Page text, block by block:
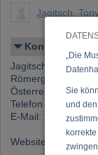
„Die
Sie
und
Jagitsch,
Kontakt
Jagitsch, Tony
Römergasse 13/2,
Österreich
Telefon 1: +43
E-Mail:
Website: http://